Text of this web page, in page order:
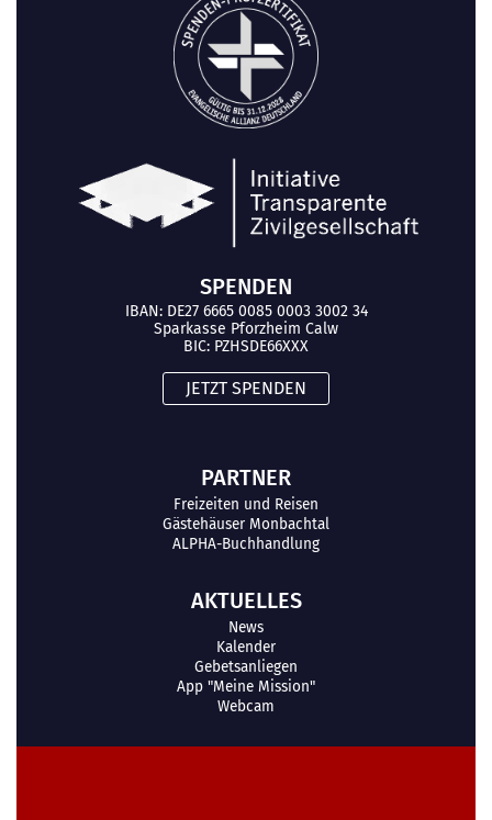
SPENDEN
IBAN: DE27 6665 0085 0003 3002 34
Sparkasse Pforzheim Calw
BIC: PZHSDE66XXX
JETZT SPENDEN
PARTNER
Freizeiten und Reisen
Gästehäuser Monbachtal
ALPHA-Buchhandlung
AKTUELLES
News
Kalender
Gebetsanliegen
App "Meine Mission"
Webcam